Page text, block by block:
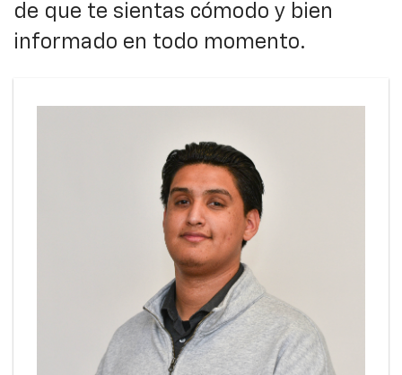
de que te sientas cómodo y bien
informado en todo momento.